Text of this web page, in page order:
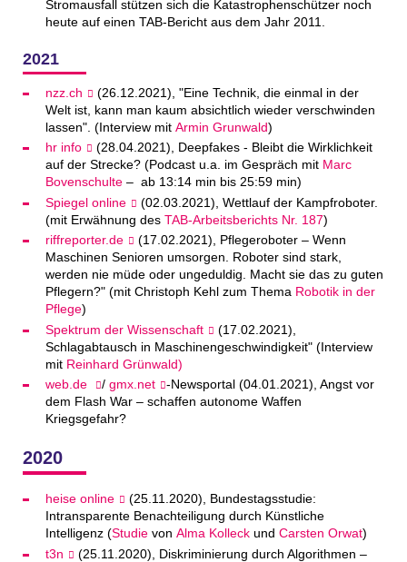
Stromausfall stützen sich die Katastrophenschützer noch
heute auf einen TAB-Bericht aus dem Jahr 2011.
2021
nzz.ch
(26.12.2021), "Eine Technik, die einmal in der
Welt ist, kann man kaum absichtlich wieder verschwinden
lassen". (Interview mit Armin Grunwald)
hr info
(28.04.2021), Deepfakes - Bleibt die Wirklichkeit
auf der Strecke? (Podcast u.a. im Gespräch mit Marc
Bovenschulte– ab 13:14 min bis 25:59 min)
Spiegel online
(02.03.2021), Wettlauf der Kampfroboter.
(mit Erwähnung des TAB-Arbeitsberichts Nr. 187)
riffreporter.de
(17.02.2021), Pflegeroboter – Wenn
Maschinen Senioren umsorgen. Roboter sind stark,
werden nie müde oder ungeduldig. Macht sie das zu guten
Pflegern?" (mit Christoph Kehl zum Thema Robotik in der
Pflege)
Spektrum der Wissenschaft
(17.02.2021),
Schlagabtausch in Maschinengeschwindigkeit" (Interview
mit Reinhard Grünwald)
web.de
/ gmx.net
-Newsportal (04.01.2021), Angst vor
dem Flash War – schaffen autonome Waffen
Kriegsgefahr?
2020
heise online
(25.11.2020), Bundestagsstudie:
Intransparente Benachteiligung durch Künstliche
Intelligenz (Studie von Alma Kolleckund Carsten Orwat)
t3n
(25.11.2020), Diskriminierung durch Algorithmen –